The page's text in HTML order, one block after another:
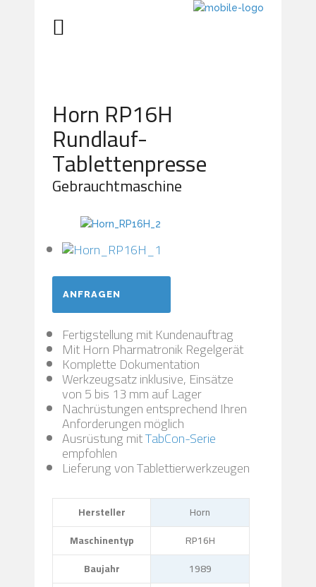
Horn RP16H
Rundlauf-
Tablettenpresse
Gebrauchtmaschine
ANFRAGEN
Fertigstellung mit Kundenauftrag
Mit Horn Pharmatronik Regelgerät
Komplette Dokumentation
Werkzeugsatz inklusive, Einsätze
von 5 bis 13 mm auf Lager
Nachrüstungen entsprechend Ihren
Anforderungen möglich
Ausrüstung mitTabCon-Serie
empfohlen
Lieferung von Tablettierwerkzeugen
Hersteller
Horn
Maschinentyp
RP16H
Baujahr
1989